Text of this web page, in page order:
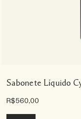
Sabonete Líquido
R$560,00